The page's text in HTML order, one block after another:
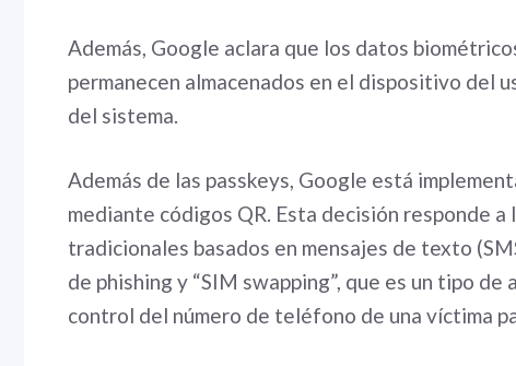
Además, Google aclara que los datos
permanecen almacenados en el dispositivo del
del sistema.
Además de las passkeys, Google está
mediante códigos QR. Esta decisión responde
tradicionales basados en mensajes de texto
de phishing y “SIM swapping”, que es un tipo
control del número de teléfono de una víctima